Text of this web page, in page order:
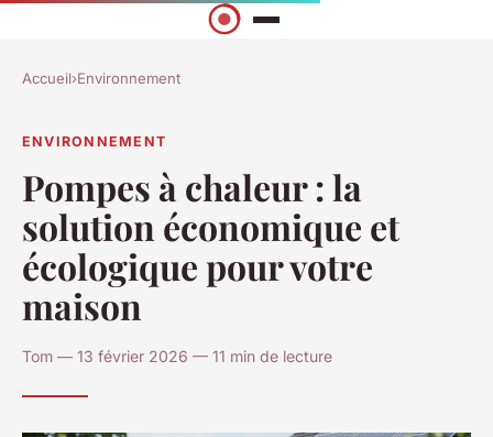
Accueil›Environnement
ENVIRONNEMENT
Pompes à chaleur : la
solution économique et
écologique pour votre
maison
Tom — 13 février 2026 — 11 min de lecture